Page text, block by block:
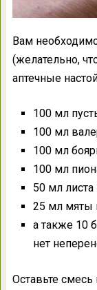
Вам
(желательно,
аптечные
100 мл
100 мл
100 мл
100 мл
50 мл лиcтa
25 мл мяты
а также 10
нет
Оставьте смесь